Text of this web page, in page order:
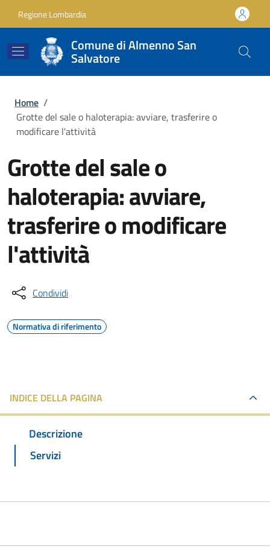
Regione Lombardia
Comune di Almenno San
Salvatore
Briciole di pane
Home /
Grotte del sale o haloterapia: avviare, trasferire o
modificare l'attività
Grotte del sale o
haloterapia: avviare,
trasferire o modificare
l'attività
Condividi
Normativa di riferimento
INDICE DELLA PAGINA
Descrizione
Servizi